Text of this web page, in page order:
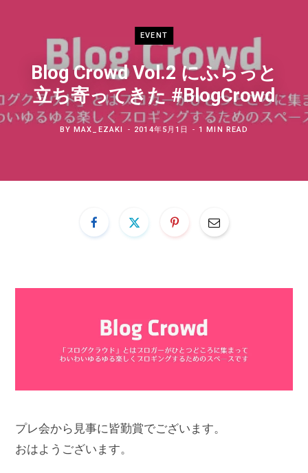
EVENT
Blog Crowd Vol.2 にふらっと
立ち寄ってきた #BlogCrowd
BYMAX_EZAKI 2014年5月1日 1 MIN READ
プレ会から見事に皆勤賞でございます。
おはようございます。